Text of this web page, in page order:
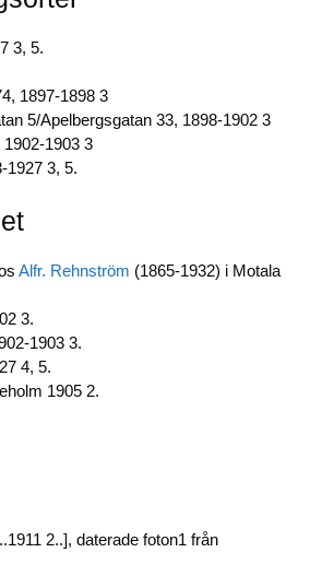
3, 5.
1897-1898 3
5/Apelbergsgatan 33, 1898-1902 3
1903 3
1927 3, 5.
Alfr. Rehnström (1865-1932) i Motala
3.
1903 3.
4, 5.
1905 2.
2..], daterade foton1 från